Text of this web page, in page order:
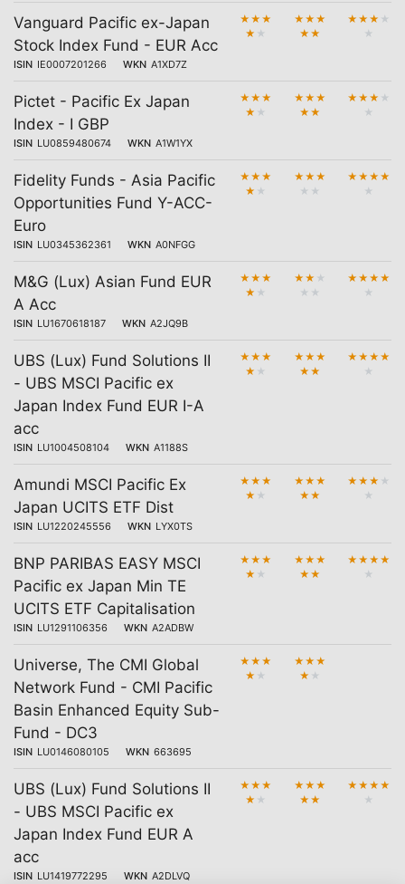
Vanguard Pacific ex-Japan
Stock Index Fund - EUR Acc
ISIN IE0007201266 WKN A1XD7Z
★ ★ ★
★ ★
★ ★ ★
★ ★
★ ★ ★ ★
★
Pictet - Pacific Ex Japan
Index - I GBP
ISIN LU0859480674 WKN A1W1YX
★ ★ ★
★ ★
★ ★ ★
★ ★
★ ★ ★ ★
★
Fidelity Funds - Asia Pacific
Opportunities Fund Y-ACC-
Euro
ISIN LU0345362361 WKN A0NFGG
★ ★ ★
★ ★
★ ★ ★
★ ★
★ ★ ★ ★
★
M&G (Lux) Asian Fund EUR
A Acc
ISIN LU1670618187 WKN A2JQ9B
★ ★ ★
★ ★
★ ★ ★
★ ★
★ ★ ★ ★
★
UBS (Lux) Fund Solutions II
- UBS MSCI Pacific ex
Japan Index Fund EUR I-A
acc
ISIN LU1004508104 WKN A1188S
★ ★ ★
★ ★
★ ★ ★
★ ★
★ ★ ★ ★
★
Amundi MSCI Pacific Ex
Japan UCITS ETF Dist
ISIN LU1220245556 WKN LYX0TS
★ ★ ★
★ ★
★ ★ ★
★ ★
★ ★ ★ ★
★
BNP PARIBAS EASY MSCI
Pacific ex Japan Min TE
UCITS ETF Capitalisation
ISIN LU1291106356 WKN A2ADBW
★ ★ ★
★ ★
★ ★ ★
★ ★
★ ★ ★ ★
★
Universe, The CMI Global
Network Fund - CMI Pacific
Basin Enhanced Equity Sub-
Fund - DC3
ISIN LU0146080105 WKN 663695
★ ★ ★
★ ★
★ ★ ★
★ ★
UBS (Lux) Fund Solutions II
- UBS MSCI Pacific ex
Japan Index Fund EUR A
acc
ISIN LU1419772295 WKN A2DLVQ
★ ★ ★
★ ★
★ ★ ★
★ ★
★ ★ ★ ★
★